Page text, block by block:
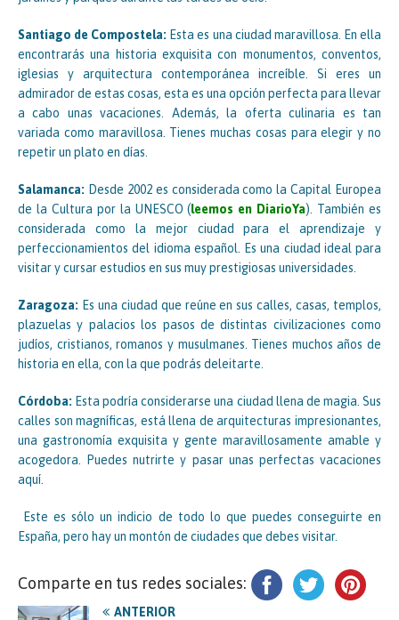
Santiago de Compostela: Esta es una ciudad maravillosa. En ella
encontrarás una historia exquisita con monumentos, conventos,
iglesias y arquitectura contemporánea increíble. Si eres un
admirador de estas cosas, esta es una opción perfecta para llevar
a cabo unas vacaciones. Además, la oferta culinaria es tan
variada como maravillosa. Tienes muchas cosas para elegir y no
repetir un plato en días.
Salamanca: Desde 2002 es considerada como la Capital Europea
de la Cultura por la UNESCO (leemos en DiarioYa). También es
considerada como la mejor ciudad para el aprendizaje y
perfeccionamientos del idioma español. Es una ciudad ideal para
visitar y cursar estudios en sus muy prestigiosas universidades.
Zaragoza: Es una ciudad que reúne en sus calles, casas, templos,
plazuelas y palacios los pasos de distintas civilizaciones como
judíos, cristianos, romanos y musulmanes. Tienes muchos años de
historia en ella, con la que podrás deleitarte.
Córdoba: Esta podría considerarse una ciudad llena de magia. Sus
calles son magníficas, está llena de arquitecturas impresionantes,
una gastronomía exquisita y gente maravillosamente amable y
acogedora. Puedes nutrirte y pasar unas perfectas vacaciones
aquí.
Este es sólo un indicio de todo lo que puedes conseguirte en
España, pero hay un montón de ciudades que debes visitar.
Comparte en tus redes sociales:
ANTERIOR